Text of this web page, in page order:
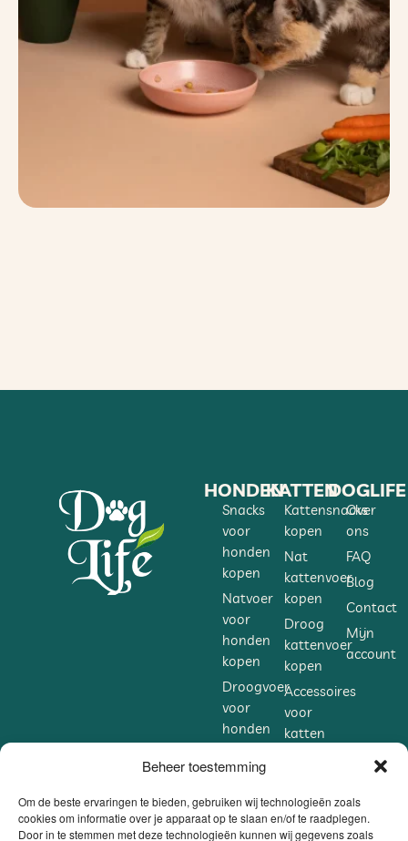
Beheer toestemming
Om de beste ervaringen te bieden, gebruiken wij technologieën zoals
cookies om informatie over je apparaat op te slaan en/of te raadplegen.
Door in te stemmen met deze technologieën kunnen wij gegevens zoals
HONDEN
Snacks
voor
honden
kopen
Natvoer
voor
honden
kopen
Droogvoer
voor
honden
Accessoires
voor
honden
KATTEN
Kattensnacks
kopen
Nat
kattenvoer
kopen
Droog
kattenvoer
kopen
Accessoires
voor
katten
voor
katten
DOGLIFE
Over
ons
FAQ
Blog
Contact
Mijn
account